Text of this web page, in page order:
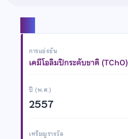
การแข่งขัน
เคมีโอลิมปิกระดับชาติ (TChO)
ปี (พ.ศ.)
2557
เหรียญรางวัล